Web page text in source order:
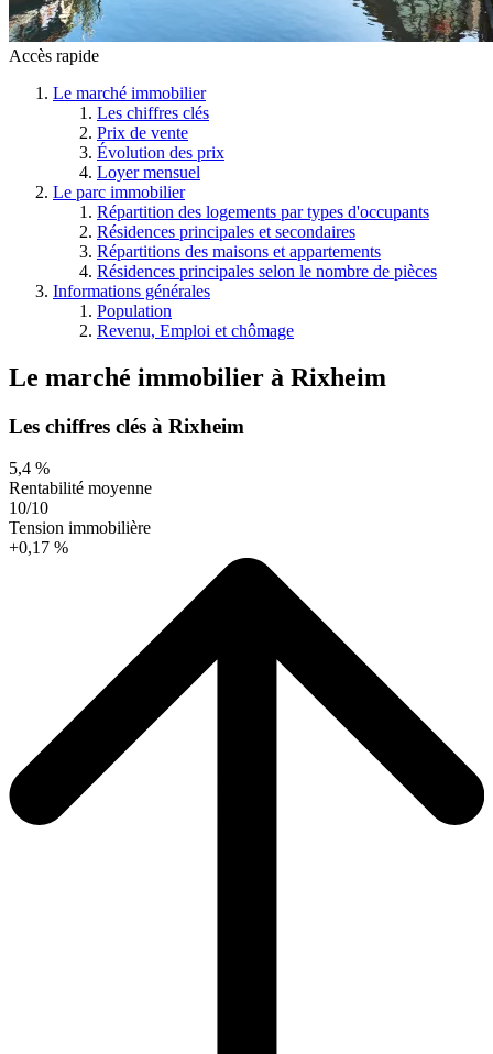
Accès rapide
Le marché immobilier
Les chiffres clés
Prix de vente
Évolution des prix
Loyer mensuel
Le parc immobilier
Répartition des logements par types d'occupants
Résidences principales et secondaires
Répartitions des maisons et appartements
Résidences principales selon le nombre de pièces
Informations générales
Population
Revenu, Emploi et chômage
Le marché immobilier à Rixheim
Les chiffres clés à Rixheim
5,4 %
Rentabilité moyenne
10/10
Tension immobilière
+0,17 %